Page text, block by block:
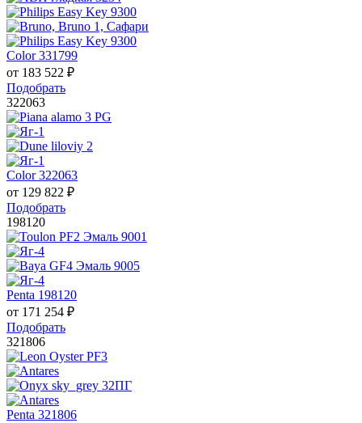
Color 331799
от 183 522 ₽
Подобрать
322063
Color 322063
от 129 822 ₽
Подобрать
198120
Penta 198120
от 171 254 ₽
Подобрать
321806
Penta 321806